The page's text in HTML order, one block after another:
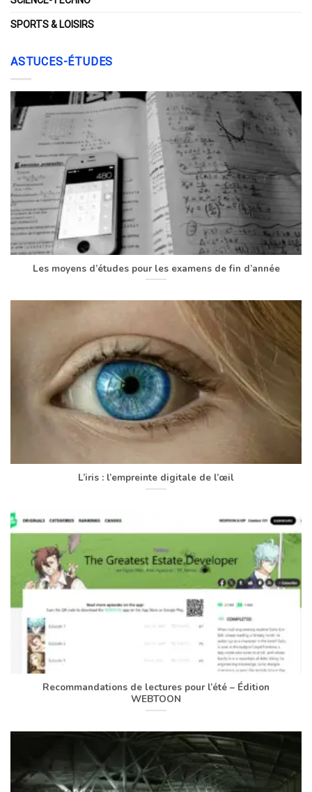
SPORTS & LOISIRS
ASTUCES-ÉTUDES
Les moyens d’études pour les examens de fin d’année
L’iris : l’empreinte digitale de l’œil
Recommandations de lectures pour l’été – Édition
WEBTOON